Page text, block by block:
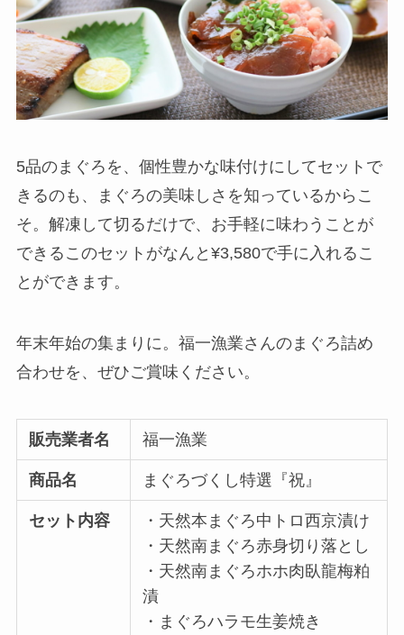
5品のまぐろを、個性豊かな味付けにしてセットで
きるのも、まぐろの美味しさを知っているからこ
そ。解凍して切るだけで、お手軽に味わうことが
できるこのセットがなんと¥3,580で手に入れるこ
とができます。
年末年始の集まりに。福一漁業さんのまぐろ詰め
合わせを、ぜひご賞味ください。
販売業者名 福一漁業
商品名 まぐろづくし特選『祝』
セット内容
・天然本まぐろ中トロ西京漬け
・天然南まぐろ赤身切り落とし
・天然南まぐろホホ肉臥龍梅粕
漬
・まぐろハラモ生姜焼き